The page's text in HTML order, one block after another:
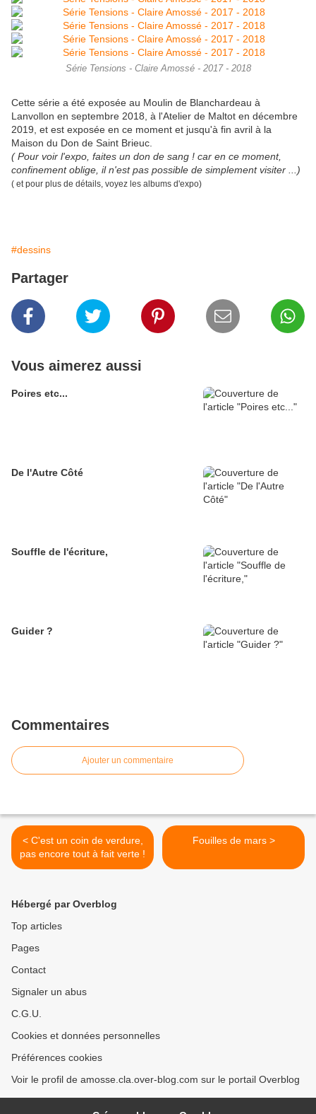
Série Tensions - Claire Amossé - 2017 - 2018
Cette série a été exposée au Moulin de Blanchardeau à
Lanvollon en septembre 2018, à l'Atelier de Maltot en décembre
2019, et est exposée en ce moment et jusqu'à fin avril à la
Maison du Don de Saint Brieuc.
( Pour voir l'expo, faites un don de sang ! car en ce moment,
confinement oblige, il n'est pas possible de simplement visiter ...)
( et pour plus de détails, voyez les albums d'expo)
#dessins
Partager
Vous aimerez aussi
Poires etc...
De l'Autre Côté
Souffle de l'écriture,
Guider ?
Commentaires
Ajouter un commentaire
< C'est un coin de verdure,
pas encore tout à fait verte !
Fouilles de mars >
Hébergé par Overblog
Top articles
Pages
Contact
Signaler un abus
C.G.U.
Cookies et données personnelles
Préférences cookies
Voir le profil de amosse.cla.over-blog.com sur le portail Overblog